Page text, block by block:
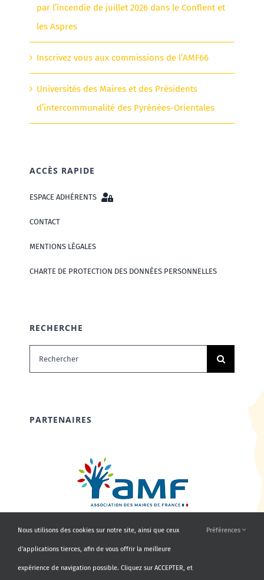
par l’incendie de juillet 2026 dans le Conflent et
les Aspres
Inscrivez vous aux commissions de l’AMF66
Universités des Maires et des Présidents
d’intercommunalité des Pyrénées-Orientales
ACCÈS RAPIDE
ESPACE ADHÉRENTS
CONTACT
MENTIONS LÉGALES
CHARTE DE PROTECTION DES DONNÉES PERSONNELLES
RECHERCHE
Rechercher:
PARTENAIRES
Nous utilisons des cookies sur notre site, ainsi que ceux
d'applications tierces, afin de vous offrir la meilleure
expérience de navigation possible. Cliquez sur ACCEPTER, et
Préférences